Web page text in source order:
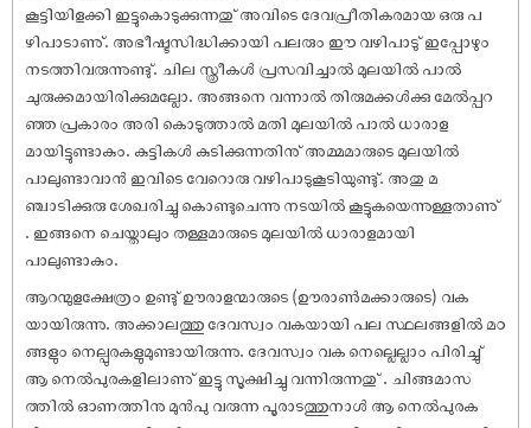
കൂട്ടിയിളക്കി ഇട്ടുകൊടുക്കുന്നതു് അവിടെ ദേവപ്രീതികരമായ ഒരു പ
ഴിപാടാണു്. അഭീഷ്ടസിദ്ധിക്കായി പലരും ഈ വഴിപാടു് ഇപ്പോഴും
നടത്തിവരുന്നുണ്ടു്. ചില സ്ത്രീകൾ പ്രസവിച്ചാൽ മുലയിൽ പാൽ
ചുരുക്കമായിരിക്കുമല്ലോ. അങ്ങനെ വന്നാൽ തിരുമക്കൾക്കു മേൽപ്പറ
ഞ്ഞ പ്രകാരം അരി കൊടുത്താൽ മതി മുലയിൽ പാൽ ധാരാള
മായിട്ടുണ്ടാകും. കുട്ടികൾ കുടിക്കുന്നതിനു് അമ്മമാരുടെ മുലയിൽ
പാലുണ്ടാവാൻ ഇവിടെ വേറൊരു വഴിപാടുകൂടിയുണ്ടു്. അതു മ
ഞ്ചാടിക്കുരു ശേഖരിച്ചു കൊണ്ടുചെന്നു നടയിൽ കൂട്ടുകയെന്നുള്ളതാണു്
. ഇങ്ങനെ ചെയ്താലും തള്ളമാരുടെ മുലയിൽ ധാരാളമായി
പാലുണ്ടാകും.
ആറന്മുളക്ഷേത്രം ഉണ്ടു് ഊരാളന്മാരുടെ (ഊരാൺമക്കാരുടെ) വക
യായിരുന്നു. അക്കാലത്തു ദേവസ്വം വകയായി പല സ്ഥലങ്ങളിൽ മഠ
ങ്ങളും നെല്പുരകളുമുണ്ടായിരുന്നു. ദേവസ്വം വക നെല്ലെല്ലാം പിരിച്ചു്
ആ നെൽപുരകളിലാണു് ഇട്ടു സൂക്ഷിച്ചു വന്നിരുന്നതു് . ചിങ്ങമാസ
ത്തിൽ ഓണത്തിനു മുൻപു വരുന്ന പൂരാടത്തുനാൾ ആ നെൽപുരക